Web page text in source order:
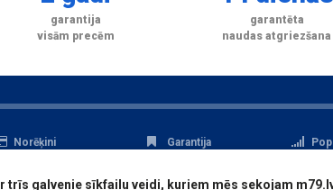
garantija
visām precēm
garantēta
naudas atgriezšana
Norēķini
Serviss
Garantija
Datu aizsardzība
Ir trīs galvenie sīkfailu veidi, kuriem mēs sekojam